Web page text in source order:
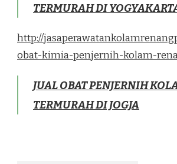
TERMURAH DI
http://
obat-kimia-penjernih-kolam-
JUAL OBAT PENJERNIH
TERMURAH DI JOGJA